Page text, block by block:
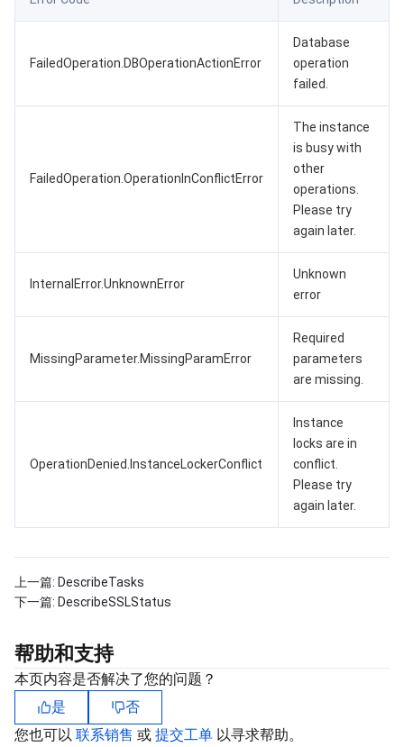
FailedOperation.DBOperationActionError
Database
operation
failed.
FailedOperation.OperationInConflictError
The instance
is busy with
other
operations.
Please try
again later.
InternalError.UnknownError
Unknown
error
MissingParameter.MissingParamError
Required
parameters
are missing.
OperationDenied.InstanceLockerConflict
Instance
locks are in
conflict.
Please try
again later.
上一篇: DescribeTasks
下一篇: DescribeSSLStatus
帮助和支持
本页内容是否解决了您的问题？
是
否
您也可以 联系销售 或 提交工单 以寻求帮助。